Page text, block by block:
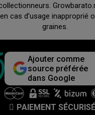
cas d’usage inapproprié
graines.
Ajouter comme
source préférée
dans Google
PAIEMENT SÉCURISÉ